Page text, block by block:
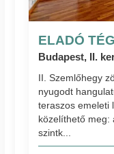
ELADÓ
Budapest, II.
II. Szemlőhegy
nyugodt
teraszos emeleti
közelíthető meg:
szintk...